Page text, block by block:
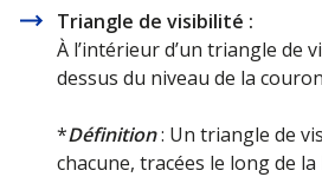
Triangle de visibilité :
À l’intérieur d’un triangle
dessus du niveau de la
*Définition: Un triangle de
chacune, tracées le long de